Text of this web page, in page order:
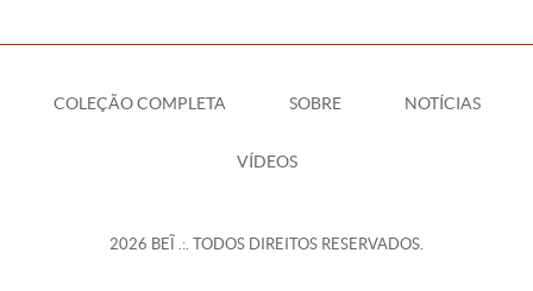
COLEÇÃO COMPLETA SOBRE NOTÍCIAS
VÍDEOS
2026 BEĨ .:. TODOS DIREITOS RESERVADOS.